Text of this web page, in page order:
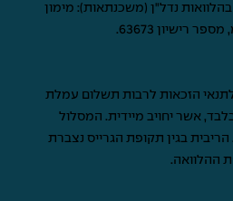
המממן בהלוואות נדל"ן (משכנתאות): מימון
רישיון 63673.
הזכאות לרבות תשלום עמלת
אשר יחויב מיידית. המסלול
בגין תקופת הגרייס נצברת
ההלוואה.